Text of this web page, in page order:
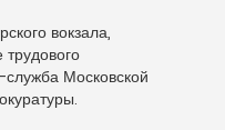
вокзала,
Московской